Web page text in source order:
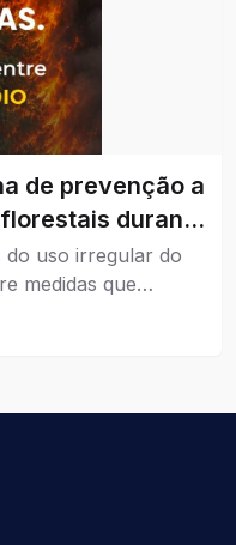
de prevenção a
durante
do uso irregular do
medidas que